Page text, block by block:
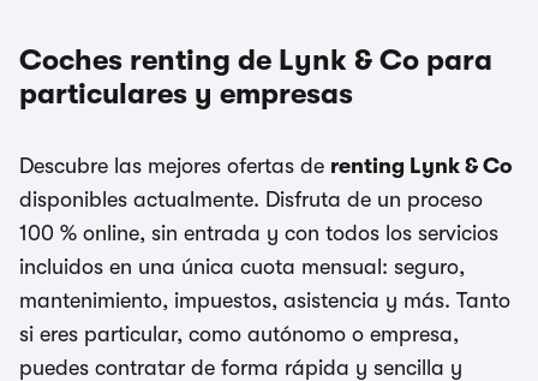
Coches renting de Lynk & Co para
particulares y empresas
Descubre las mejores ofertas de renting Lynk & Co
disponibles actualmente. Disfruta de un proceso
100 % online, sin entrada y con todos los servicios
incluidos en una única cuota mensual: seguro,
mantenimiento, impuestos, asistencia y más. Tanto
si eres particular, como autónomo o empresa,
puedes contratar de forma rápida y sencilla y